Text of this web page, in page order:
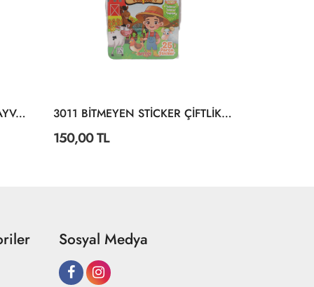
3028 BİTMEYEN STİCKER HAYVANLAR ALEMİ 3011 BİTMEYEN STİCKER ÇİFTLİKTE YAŞAM
150,00 TL
Sosyal Medya